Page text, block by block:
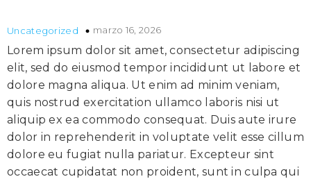
Uncategorized marzo 16, 2026
Lorem ipsum dolor sit amet, consectetur adipiscing
elit, sed do eiusmod tempor incididunt ut labore et
dolore magna aliqua. Ut enim ad minim veniam,
quis nostrud exercitation ullamco laboris nisi ut
aliquip ex ea commodo consequat. Duis aute irure
dolor in reprehenderit in voluptate velit esse cillum
dolore eu fugiat nulla pariatur. Excepteur sint
occaecat cupidatat non proident, sunt in culpa qui